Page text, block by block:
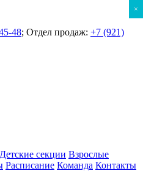
48; Отдел продаж: +7 (921)
Детские секции Взрослые
Расписание Команда Контакты
×